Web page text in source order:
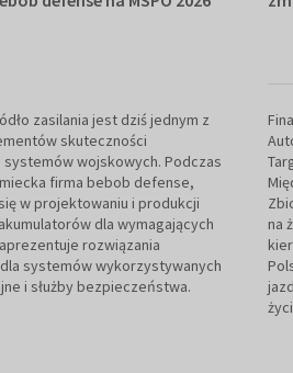
zasilania jest dziś jednym z
skuteczności
wojskowych. Podczas
firma bebob defense,
w projektowaniu i produkcji
dla wymagających
rozwiązania
systemów wykorzystywanych
i służby bezpieczeństwa.
na